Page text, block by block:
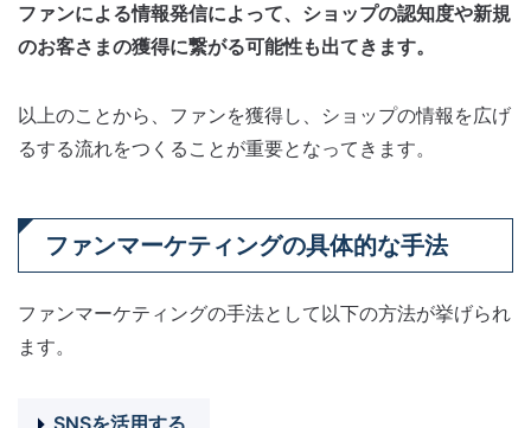
ファンによる情報発信によって、ショップの認知度や新規
のお客さまの獲得に繋がる可能性も出てきます。
以上のことから、ファンを獲得し、ショップの情報を広げ
るする流れをつくることが重要となってきます。
ファンマーケティングの具体的な手法
ファンマーケティングの手法として以下の方法が挙げられ
ます。